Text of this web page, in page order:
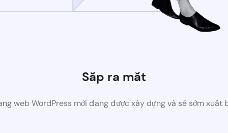
Sắp ra mắt
web WordPress mới đang được xây dựng và sẽ sớm xuất